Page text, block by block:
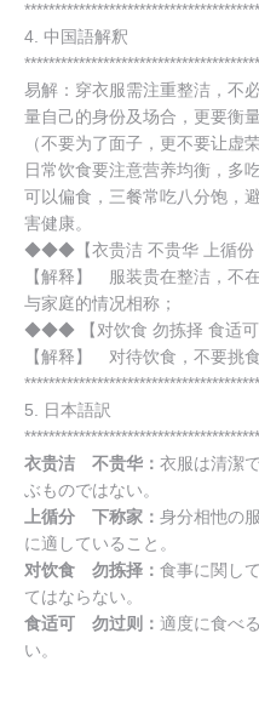
4. 中国語解釈
易解：穿衣服需注重整洁，不
量自己的身份及场合，更要衡
（不要为了面子，更不要让虚
日常饮食要注意营养均衡，多
可以偏食，三餐常吃八分饱，
害健康。
◆◆◆【衣贵洁 不贵华 上循
【解释】 服装贵在整洁，不
与家庭的情况相称；
◆◆◆ 【对饮食 勿拣择 食适
【解释】 对待饮食，不要挑
5. 日本語訳
衣贵洁 不贵华 ：衣服は清潔
ぶものではない。
上循分 下称家 ：身分相忚の
に適していること。
对饮食 勿拣择 ：食事に関し
てはならない。
食适可 勿过则 ： 適度に食べ
い。